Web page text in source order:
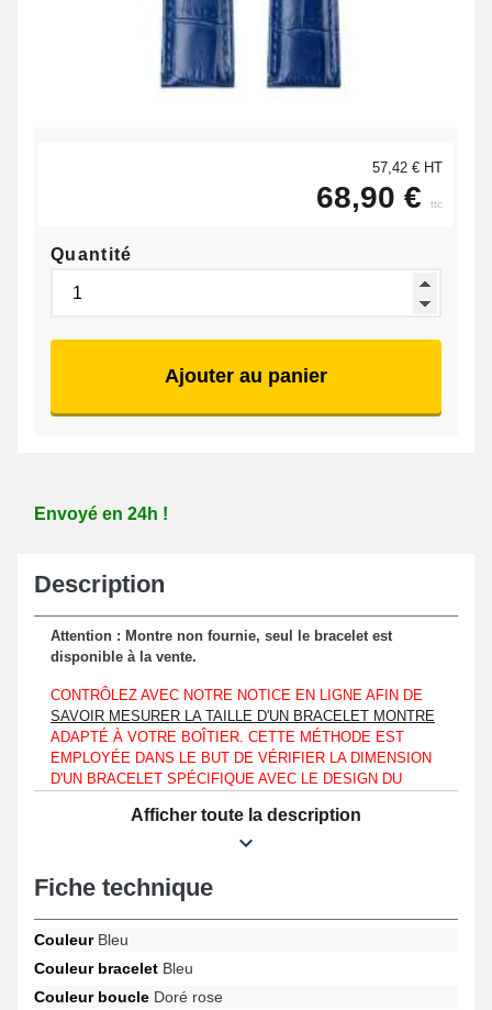
57,42 € HT
68,90 € ttc
Quantité
Ajouter au panier
Envoyé en 24h !
Description
Attention : Montre non fournie, seul le bracelet est
disponible à la vente.
CONTRÔLEZ AVEC NOTRE NOTICE EN LIGNE AFIN DE
SAVOIR MESURER LA TAILLE D'UN BRACELET MONTRE
ADAPTÉ À VOTRE BOÎTIER. CETTE MÉTHODE EST
EMPLOYÉE DANS LE BUT DE VÉRIFIER LA DIMENSION
D'UN BRACELET SPÉCIFIQUE AVEC LE DESIGN DU
MONTRE CLASSIQUE RESSEMBLE À UNE SEIKO,
GUESS OU ENCORE UNE EMPORIO ARMANI.
Ce bracelet montre est à assembler au niveau d'un boîtier d'une
montre disposant d'une mesure d'entre-corne de 20 mm
spécifiquement.
bracelet de montre réalisé en cuir véritable fait office d'un
compromis optimal. La boucle papillon de couleur dorée rose
Afficher toute la description
Fiche technique
CouleurBleu
Couleur bracelet Bleu
Couleur boucle Doré rose